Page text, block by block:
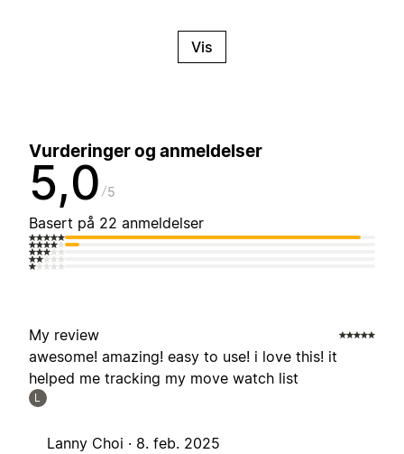
Vis
Vurderinger og anmeldelser
5,0 5
Basert på 22 anmeldelser
My review
awesome! amazing! easy to use! i love this! it
helped me tracking my move watch list
L
Lanny Choi · 8. feb. 2025